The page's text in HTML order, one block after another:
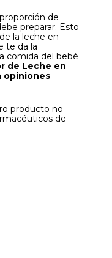
de
preparar. Esto
la leche en
te da la
comida del bebé
de Leche en
opiniones
producto no
de